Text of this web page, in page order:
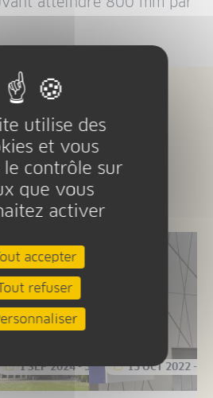
peuvent
2026
1 SEP 2024-31 DÉC 202713 OCT 2022-
utilise des
et vous
le contrôle sur
que vous
activer
accepter
refuser